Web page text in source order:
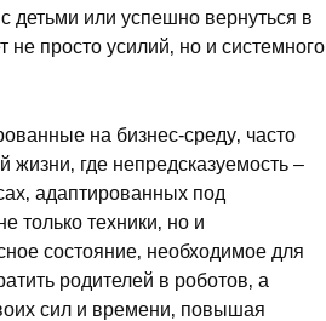
детьми или успешно вернуться в
просто усилий‚ но и системного
на бизнес-среду‚ часто
где непредсказуемость –
адаптированных под
только техники‚ но и
состояние‚ необходимое для
родителей в роботов‚ а
сил и времени‚ повышая